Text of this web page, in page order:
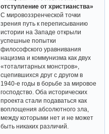
отступление от христианства»
С мировоззренческой точки
зрения путь к переписыванию
истории на Западе открыли
успешные попытки
философского уравнивания
нацизма и коммунизма как двух
«тоталитарных монстров»,
сцепившихся друг с другом в
1940-е годы в борьбе за мировое
господство. Оба исторических
проекта стали подаваться как
воплощения абсолютного зла,
между которыми нет и не может
быть никаких различий.